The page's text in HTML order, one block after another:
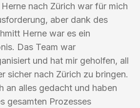
nach Zürich war für mich
aber dank des
Herne war es ein
Das Team war
und hat mir geholfen, all
sicher nach Zürich zu bringen.
an alles gedacht und haben
gesamten Prozesses